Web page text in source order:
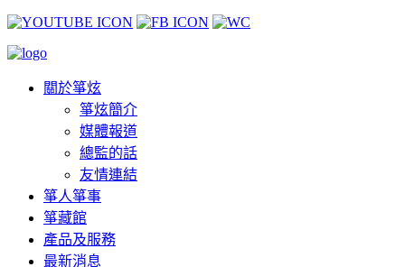
關於箏炫
箏炫簡介
媒體報道
總監的話
友情連結
箏人箏事
箏藏館
產品及服務
最新消息